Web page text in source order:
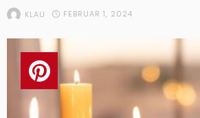
KLAU FEBRUAR 1, 2024